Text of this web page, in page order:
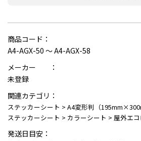
商品コード：
A4-AGX-50 ～ A4-AGX-58
メーカー ：
未登録
関連カテゴリ：
ステッカーシート > A4変形判（
ステッカーシート > カラーシート > 屋外エ
発送日目安：